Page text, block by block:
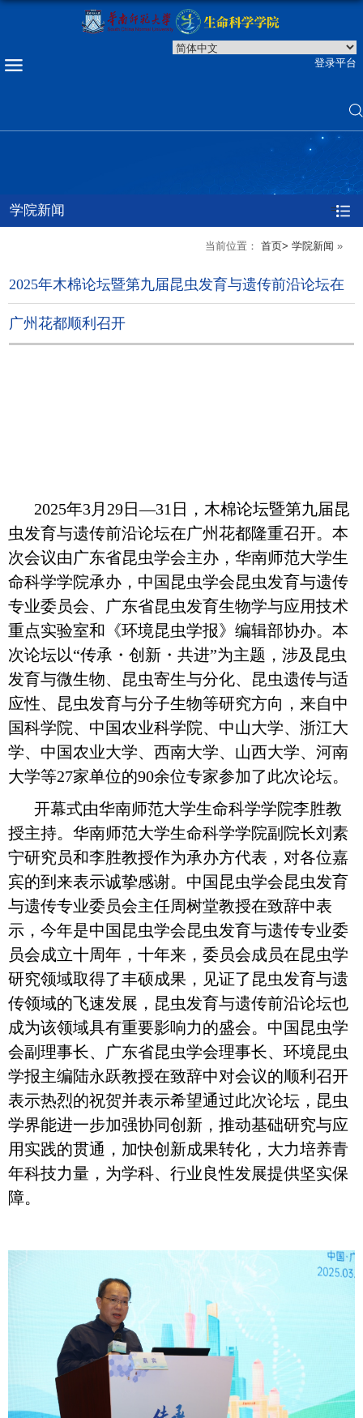
登录平台
学院新闻 =
当前位置： 首页> 学院新闻 »
2025年木棉论坛暨第九届昆虫发育与遗传前沿论坛在
广州花都顺利召开
2025年3月29日—31日，木棉论坛暨第九届昆
虫发育与遗传前沿论坛在广州花都隆重召开。本
次会议由广东省昆虫学会主办， 华南师范大学生
命科学学院承办， 中国昆虫学会昆虫发育与遗传
专业委员会、 广东省昆虫发育生物学与应用技术
重点实验室和《环境昆虫学报》编辑部协办。本
次论坛以“传承・创新・共进”为主题，涉及昆虫
发育与微生物、昆虫寄生与分化、昆虫遗传与适
应性、昆虫发育与分子生物等研究方向，来自中
国科学院、中国农业科学院、中山大学、浙江大
学、中国农业大学、西南大学、山西大学、河南
大学等27家单位的90余位专家参加了此次论坛。
开幕式由华南师范大学生命科学学院李胜教
授主持。 华南师范大学生命科学学院副院长刘素
宁研究员和李胜教授作为承办方代表， 对各位嘉
宾的到来表示诚挚感谢。中国昆虫学会昆虫发育
与遗传专业委员会主任周树堂教授在致辞中表
示，今年是中国昆虫学会昆虫发育与遗传专业委
员会成立十周年，十年来，委员会成员在昆虫学
研究领域取得了丰硕成果，见证了昆虫发育与遗
传领域的飞速发展，昆虫发育与遗传前沿论坛也
成为该领域具有重要影响力的盛会。中国昆虫学
会副理事长、广东省昆虫学会理事长、环境昆虫
学报主编陆永跃教授在致辞中对会议的顺利召开
表示热烈的祝贺并表示希望通过此次论坛，昆虫
学界能进一步加强协同创新，推动基础研究与应
用实践的贯通，加快创新成果转化，大力培养青
年科技力量，为学科、行业良性发展提供坚实保
障。